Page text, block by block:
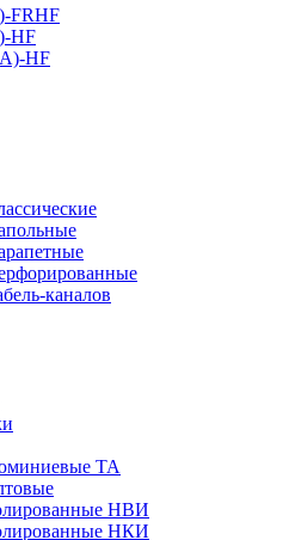
FRHF
HF
HF
каналов
ТА
НВИ
НКИ